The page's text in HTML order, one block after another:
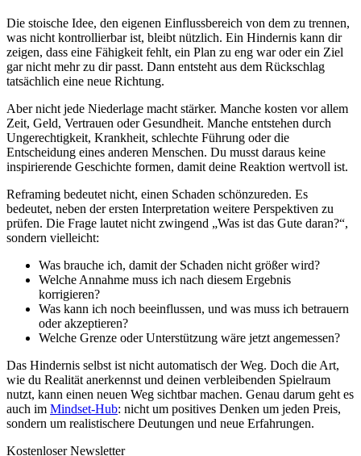
Die stoische Idee, den eigenen Einflussbereich von dem zu trennen,
was nicht kontrollierbar ist, bleibt nützlich. Ein Hindernis kann dir
zeigen, dass eine Fähigkeit fehlt, ein Plan zu eng war oder ein Ziel
gar nicht mehr zu dir passt. Dann entsteht aus dem Rückschlag
tatsächlich eine neue Richtung.
Aber nicht jede Niederlage macht stärker. Manche kosten vor allem
Zeit, Geld, Vertrauen oder Gesundheit. Manche entstehen durch
Ungerechtigkeit, Krankheit, schlechte Führung oder die
Entscheidung eines anderen Menschen. Du musst daraus keine
inspirierende Geschichte formen, damit deine Reaktion wertvoll ist.
Reframing bedeutet nicht, einen Schaden schönzureden. Es
bedeutet, neben der ersten Interpretation weitere Perspektiven zu
prüfen. Die Frage lautet nicht zwingend „Was ist das Gute daran?“,
sondern vielleicht:
Was brauche ich, damit der Schaden nicht größer wird?
Welche Annahme muss ich nach diesem Ergebnis
korrigieren?
Was kann ich noch beeinflussen, und was muss ich betrauern
oder akzeptieren?
Welche Grenze oder Unterstützung wäre jetzt angemessen?
Das Hindernis selbst ist nicht automatisch der Weg. Doch die Art,
wie du Realität anerkennst und deinen verbleibenden Spielraum
nutzt, kann einen neuen Weg sichtbar machen. Genau darum geht es
auch im Mindset-Hub: nicht um positives Denken um jeden Preis,
sondern um realistischere Deutungen und neue Erfahrungen.
Kostenloser Newsletter